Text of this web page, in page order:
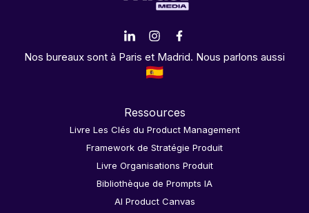
Nos bureaux sont à Paris et Madrid. Nous parlons aussi
Ressources
Livre Les Clés du Product Management
Framework de Stratégie Produit
Livre Organisations Produit
Bibliothèque de Prompts IA
AI Product Canvas